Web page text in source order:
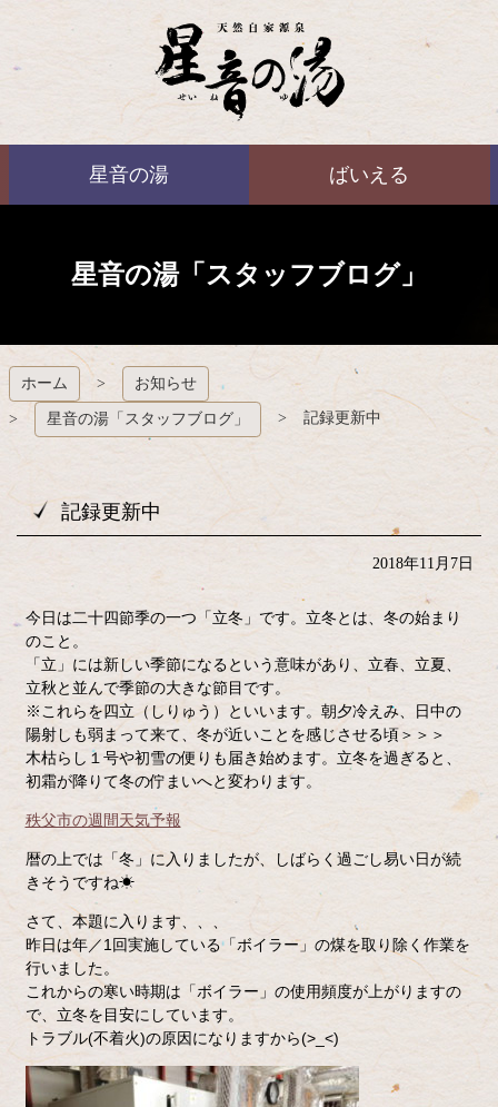
ばいえる
星音の湯 ばいえる
星音の湯「スタッフブログ」
ホーム お知らせ
星音の湯「スタッフブログ」 記録更新中
記録更新中
2018年11月7日
今日は二十四節季の一つ「立冬」です。立冬とは、冬の始まり
のこと。
「立」には新しい季節になるという意味があり、立春、立夏、
立秋と並んで季節の大きな節目です。
※これらを四立（しりゅう）といいます。朝夕冷えみ、日中の
陽射しも弱まって来て、冬が近いことを感じさせる頃＞＞＞
木枯らし１号や初雪の便りも届き始めます。立冬を過ぎると、
初霜が降りて冬の佇まいへと変わります。
秩父市の週間天気予報
暦の上では「冬」に入りましたが、しばらく過ごし易い日が続
きそうですね☀
さて、本題に入ります、、、
昨日は年／1回実施している「ボイラー」の煤を取り除く作業を
行いました。
これからの寒い時期は「ボイラー」の使用頻度が上がりますの
で、立冬を目安にしています。
トラブル(不着火)の原因になりますから(>_<)